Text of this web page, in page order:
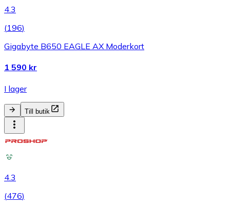
4.3
(196)
Gigabyte B650 EAGLE AX Moderkort
1 590 kr
I lager
Till butik
4.3
(476)